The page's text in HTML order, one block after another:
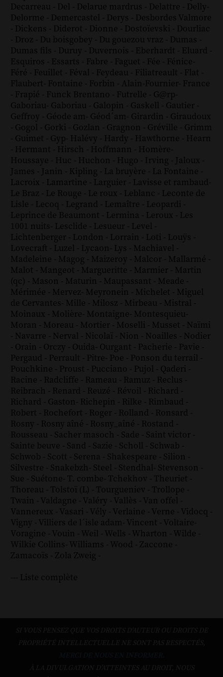
Decarreau - Del - Delarue mardrus - Delattre - Delly-
Delorme - Demercastel - Derys - Desbordes Valmore
- Dickens - Diderot - Dionne - Dostoïevski - Dourliac
- Droz - Du boisgobey - Du gouezou vraz - Dumas -
Dumas fils - Duruy - Duvernois - Eberhardt - Eluard -
Esquiros - Essarts - Fabre - Faguet - Fée - Fénice-
Féré - Feuillet - Féval - Feydeau - Filiatreault - Flat -
Flaubert- Fontaine - Forbin - Alain-Fournier- France
- Frapié - Funck Brentano - Futrelle - G@rp-
Gaboriau- Gaboriau - Galopin - Gaskell - Gautier -
Geffroy - Géode am- Géod´am- Girardin - Giraudoux
- Gogol - Gorki - Gozlan - Gragnon - Gréville - Grimm
- Guimet - Gyp- Halévy - Hardy - Hawthorne - Hearn
- Hermant - Hirsch - Hoffmann - Homère-
Houssaye - Huc - Huchon - Hugo - Irving - Jaloux -
James - Janin - Kipling - La bruyère - La Fontaine -
Lacroix - Lamartine - Larguier - Lavisse et rambaud-
Le Braz - Le Rouge - Le roux - Leblanc - Leconte de
Lisle - Lecoq - Legrand - Lemaître - Leopardi -
Leprince de Beaumont - Lermina - Leroux - Les
1001 nuits- Lesclide - Lesueur - Level -
Lichtenberger - London - Lorrain - Loti - Louÿs -
Lovecraft - Luzel - Lycaon- Lys - Machiavel -
Madeleine - Magog - Maizeroy - Malcor - Mallarmé -
Malot - Mangeot - Margueritte - Marmier - Martin
(qc) - Mason - Maturin - Maupassant - Meade -
Mérimée - Mervez- Meyronein - Michelet - Miguel
de Cervantes- Mille - Milosz - Mirbeau - Mistral -
Moinaux - Molière- Montaigne- Montesquieu-
Moran - Moreau - Mortier - Moselli - Musset - Naïmi
- Navarre - Nerval - Nicolaï - Nion - Noailles - Nodier
- Orain - Orczy - Ouida- Ourgant - Pacherie - Pavie -
Pergaud - Perrault - Pitre- Poe - Ponson du terrail -
Pouchkine - Proust - Pucciano - Pujol - Qaderi -
Racine - Radcliffe - Rameau - Ramuz - Reclus -
Reibrach - Renard - Reuzé - Révoil - Richard -
Richard - Gaston- Richepin - Rilke - Rimbaud -
Robert - Rochefort - Roger - Rolland - Ronsard -
Rosny - Rosny aîné - Rosny_aîné - Rostand -
Rousseau - Sacher masoch - Sade - Saint victor -
Sainte beuve - Sand - Sazie - Scholl - Schwab -
Schwob - Scott - Serena - Shakespeare - Silion -
Silvestre - Snakebzh- Steel - Stendhal- Stevenson -
Sue - Suétone- T. combe- Tchekhov - Theuriet -
Thoreau - Tolstoï (L) - Tourgueniev - Trollope -
Twain - Valdagne - Valéry - Vallès - Van offel -
Vannereux - Vasari - Vély - Verlaine - Verne - Vidocq -
Vigny - Villiers de l´isle adam- Vincent - Voltaire-
Voragine - Vouin - Weil - Wells - Wharton - Wilde -
Wilkie Collins- Williams - Wood - Zaccone -
Zamacoïs - Zola Zweig -
--- Liste complète